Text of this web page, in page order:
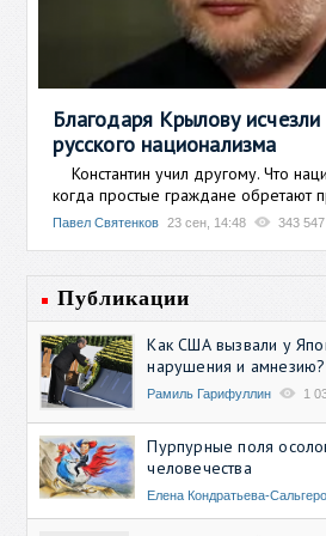
Благодаря Крылову
русского национализма
Константин учил другому. Что
когда простые граждане обретают
Павел Святенков 23 сен, 14:48 343 547
Публикации
Как США вызвали у
нарушения и амнезию?
Рамиль Гарифуллин 1
Пурпурные поля
человечества
Елена Кондратьева-Сальгеро